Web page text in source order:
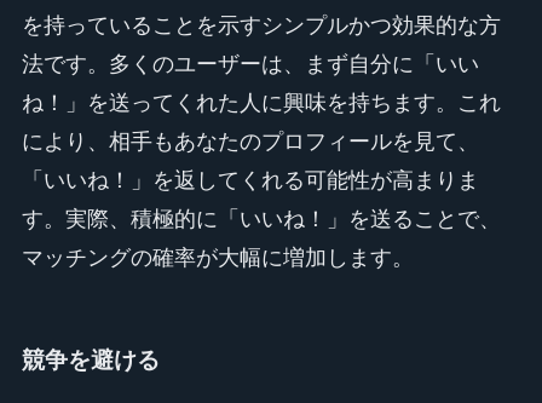
を持っていることを示すシンプルかつ効果的な方
法です。多くのユーザーは、まず自分に「いい
ね！」を送ってくれた人に興味を持ちます。これ
により、相手もあなたのプロフィールを見て、
「いいね！」を返してくれる可能性が高まりま
す。実際、積極的に「いいね！」を送ることで、
マッチングの確率が大幅に増加します。
競争を避ける